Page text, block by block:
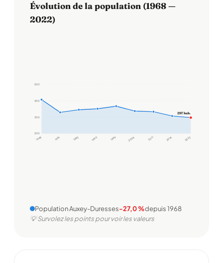
Évolution de la population (1968 —
2022)
200
300
400
500
1968 1975 1982 1990 1999 2006 2011 2016 2022
297 hab.
Population Auxey-Duresses-27,0 %depuis 1968
💡 Survolez les points pour voir les valeurs